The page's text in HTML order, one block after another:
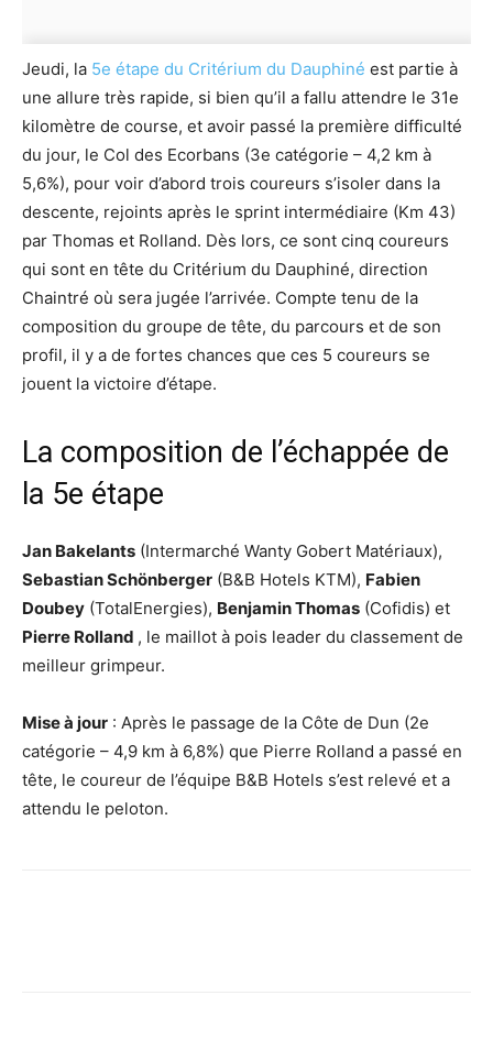
Jeudi, la 5e étape du Critérium du Dauphiné est partie à
une allure très rapide, si bien qu’il a fallu attendre le 31e
kilomètre de course, et avoir passé la première difficulté
du jour, le Col des Ecorbans (3e catégorie – 4,2 km à
5,6%), pour voir d’abord trois coureurs s’isoler dans la
descente, rejoints après le sprint intermédiaire (Km 43)
par Thomas et Rolland. Dès lors, ce sont cinq coureurs
qui sont en tête du Critérium du Dauphiné, direction
Chaintré où sera jugée l’arrivée. Compte tenu de la
composition du groupe de tête, du parcours et de son
profil, il y a de fortes chances que ces 5 coureurs se
jouent la victoire d’étape.
La composition de l’échappée de
la 5e étape
Jan Bakelants (Intermarché Wanty Gobert Matériaux),
Sebastian Schönberger (B&B Hotels KTM), Fabien
Doubey (TotalEnergies), Benjamin Thomas (Cofidis) et
Pierre Rolland , le maillot à pois leader du classement de
meilleur grimpeur.
Mise à jour : Après le passage de la Côte de Dun (2e
catégorie – 4,9 km à 6,8%) que Pierre Rolland a passé en
tête, le coureur de l’équipe B&B Hotels s’est relevé et a
attendu le peloton.